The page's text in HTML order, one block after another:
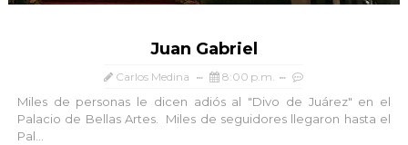
Juan Gabriel
Carlos Medina 8:00 p.m.
Miles de personas le dicen adiós al "Divo de Juárez" en el
Palacio de Bellas Artes. Miles de seguidores llegaron hasta el
Pal...